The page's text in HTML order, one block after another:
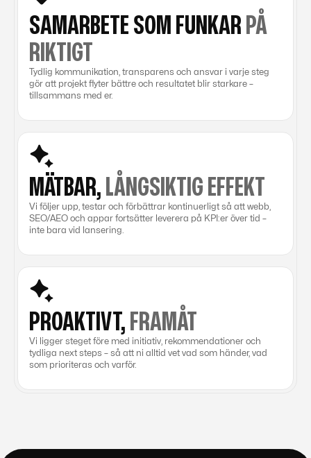
SAMARBETE SOM FUNKAR PÅ
RIKTIGT
Tydlig kommunikation, transparens och ansvar i varje steg
gör att projekt flyter bättre och resultatet blir starkare –
tillsammans med er.
MÄTBAR, LÅNGSIKTIG EFFEKT
Vi följer upp, testar och förbättrar kontinuerligt så att webb,
SEO/AEO och appar fortsätter leverera på KPI:er över tid –
inte bara vid lansering.
PROAKTIVT, FRAMÅT
Vi ligger steget före med initiativ, rekommendationer och
tydliga next steps – så att ni alltid vet vad som händer, vad
som prioriteras och varför.